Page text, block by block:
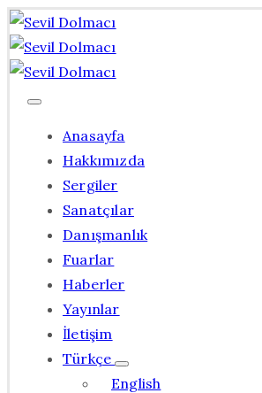
Anasayfa
Hakkımızda
Sergiler
Sanatçılar
Danışmanlık
Fuarlar
Haberler
Yayınlar
İletişim
Türkçe
English